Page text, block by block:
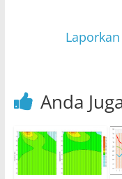
Anda